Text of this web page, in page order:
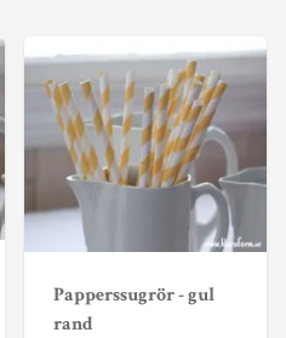
Papperssugrör - gul
rand